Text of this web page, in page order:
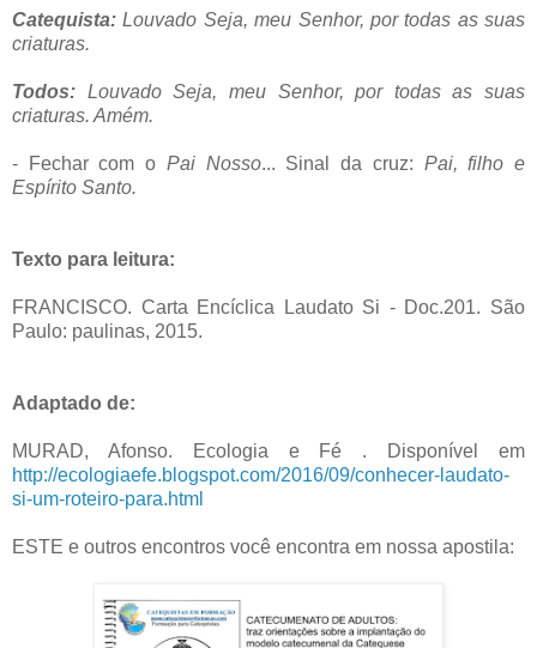
Catequista: Louvado Seja, meu Senhor, por todas as suas
criaturas.
Todos: Louvado Seja, meu Senhor, por todas as suas
criaturas. Amém.
- Fechar com o Pai Nosso... Sinal da cruz: Pai, filho e
Espírito Santo.
Texto para leitura:
FRANCISCO. Carta Encíclica Laudato Si - Doc.201. São
Paulo: paulinas, 2015.
Adaptado de:
MURAD, Afonso. Ecologia e Fé . Disponível em
http://ecologiaefe.blogspot.com/2016/09/conhecer-laudato-
si-um-roteiro-para.html
ESTE e outros encontros você encontra em nossa apostila: